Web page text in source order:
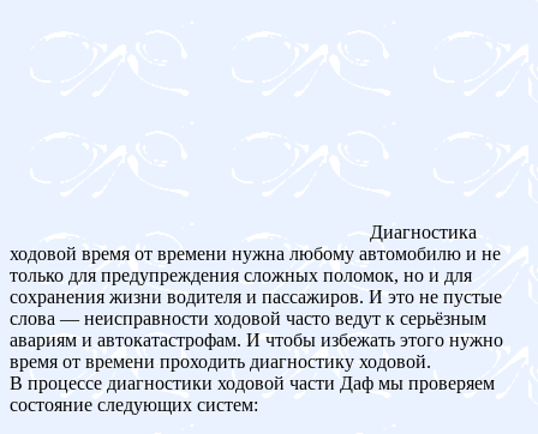
Диагностика
ходовой время от времени нужна любому автомобилю и не
только для предупреждения сложных поломок, но и для
сохранения жизни водителя и пассажиров. И это не пустые
слова — неисправности ходовой часто ведут к серьёзным
авариям и автокатастрофам. И чтобы избежать этого нужно
время от времени проходить диагностику ходовой.
В процессе диагностики ходовой части Даф мы проверяем
состояние следующих систем: